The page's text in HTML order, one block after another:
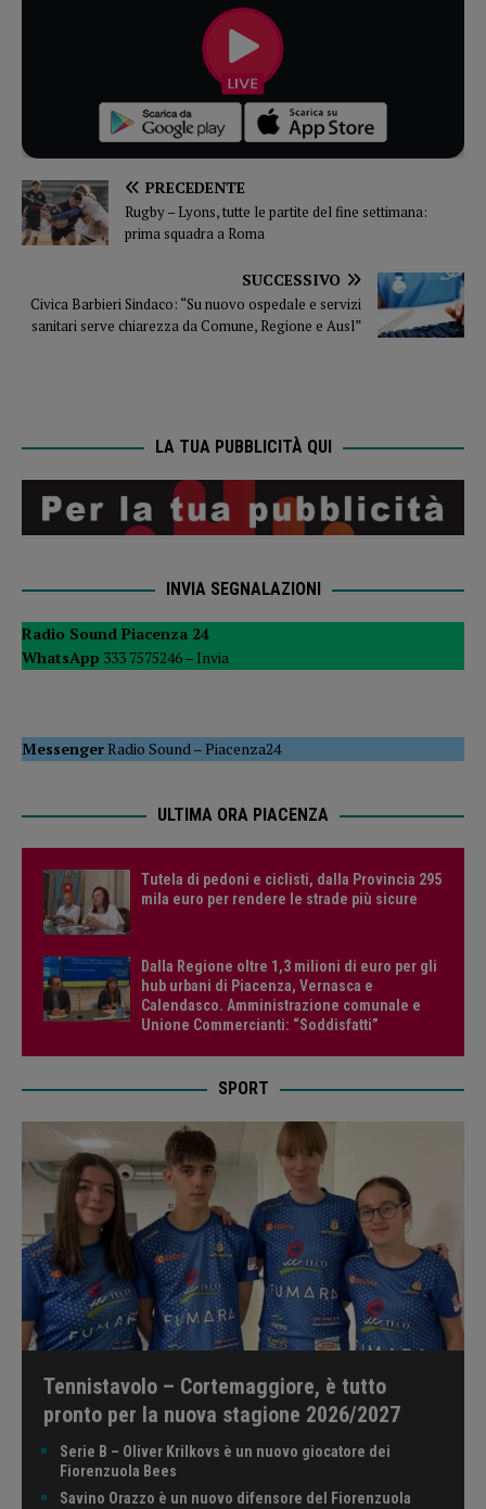
PRECEDENTE
Rugby – Lyons, tutte le partite del fine settimana:
prima squadra a Roma
SUCCESSIVO
Civica Barbieri Sindaco: “Su nuovo ospedale e servizi
sanitari serve chiarezza da Comune, Regione e Ausl”
LA TUA PUBBLICITÀ QUI
INVIA SEGNALAZIONI
Radio Sound Piacenza 24
WhatsApp 333 7575246 – Invia
MessengerRadio Sound –Piacenza24
ULTIMA ORA PIACENZA
Tutela di pedoni e ciclisti, dalla Provincia 295
mila euro per rendere le strade più sicure
Dalla Regione oltre 1,3 milioni di euro per gli
hub urbani di Piacenza, Vernasca e
Calendasco. Amministrazione comunale e
Unione Commercianti: “Soddisfatti”
SPORT
Tennistavolo – Cortemaggiore, è tutto
pronto per la nuova stagione 2026/2027
Serie B – Oliver Krilkovs è un nuovo giocatore dei
Fiorenzuola Bees
Savino Orazzo è un nuovo difensore del Fiorenzuola